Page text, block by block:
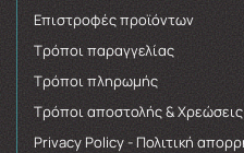
Επιστροφές προϊόντων
Τρόποι παραγγελίας
Τρόποι πληρωμής
Τρόποι αποστολής & Χρεώσεις
Privacy Policy - Πολιτική